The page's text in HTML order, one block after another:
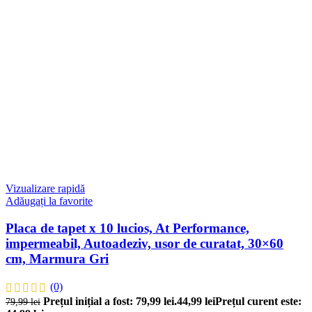
Vizualizare rapidă
Adăugați la favorite
Placa de tapet x 10 lucios, At Performance,
impermeabil, Autoadeziv, usor de curatat, 30×60
cm, Marmura Gri
(0)
79,99lei Prețul inițial a fost: 79,99 lei.44,99 leiPrețul curent este: